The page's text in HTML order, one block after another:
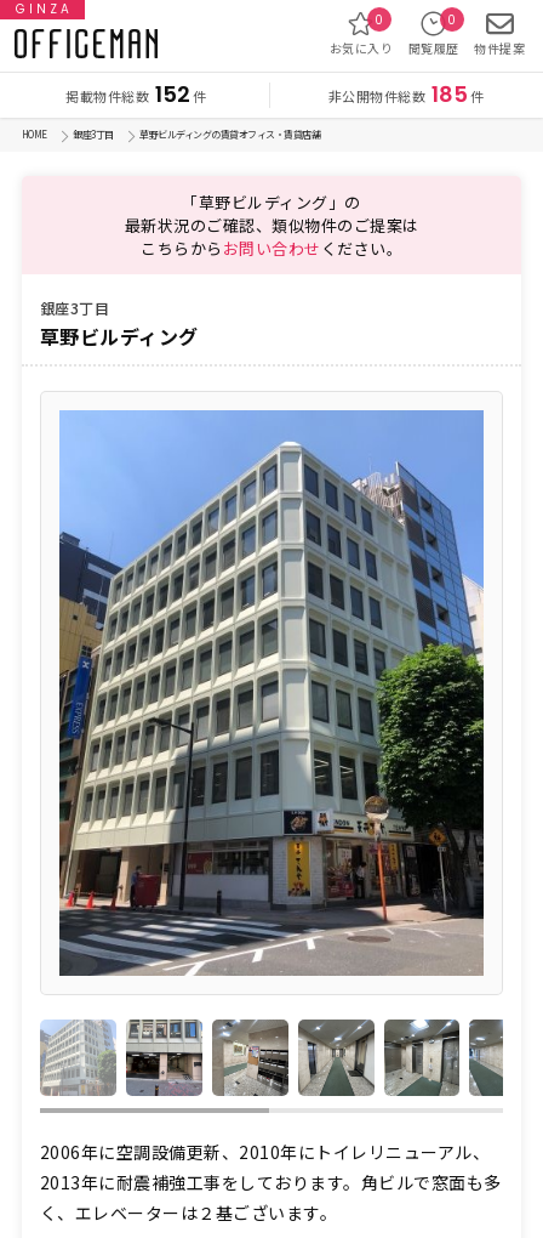
GINZA
掲載物件総数 152件 非公開物件総数 185件
お気に入り
0
閲覧履歴
0
物件提案
HOME 銀座3丁目 草野ビルディングの賃貸オフィス・賃貸店舗
「草野ビルディング」の
最新状況のご確認、類似物件のご提案は
こちらから お問い合わせ ください。
銀座3丁目
草野ビルディング
2006年に空調設備更新、2010年にトイレリニューアル、
2013年に耐震補強工事をしております。角ビルで窓面も多
く、エレベーターは２基ございます。